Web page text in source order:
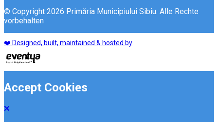
© Copyright 2026 Primăria Municipiului Sibiu. Alle Rechte
vorbehalten
❤️ Designed, built, maintained & hosted by
Accept Cookies